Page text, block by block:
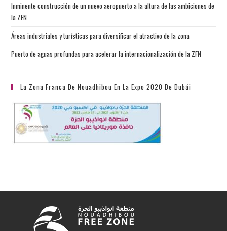
Inminente construcción de un nuevo aeropuerto a la altura de las ambiciones de
la ZFN
Áreas industriales y turísticas para diversificar el atractivo de la zona
Puerto de aguas profundas para acelerar la internacionalización de la ZFN
La Zona Franca De Nouadhibou En La Expo 2020 De Dubái